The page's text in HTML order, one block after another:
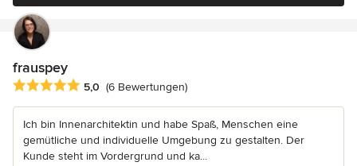
frauspey
Durchschnittliche Bewertung: 5 von 5 Sternen
5,0 (6 Bewertungen)
Ich bin Innenarchitektin und habe Spaß, Menschen eine
gemütliche und individuelle Umgebung zu gestalten. Der
Kunde steht im Vordergrund und ka...